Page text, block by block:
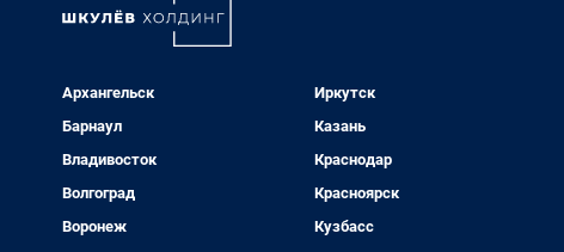
Архангельск
Барнаул
Владивосток
Волгоград
Воронеж
Иркутск
Казань
Краснодар
Красноярск
Кузбасс